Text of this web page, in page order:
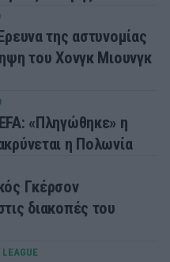
της αστυνομίας
του Χονγκ Μιουνγκ
«Πληγώθηκε» η
η Πολωνία
Γκέρσον
διακοπές του
LEAGUE